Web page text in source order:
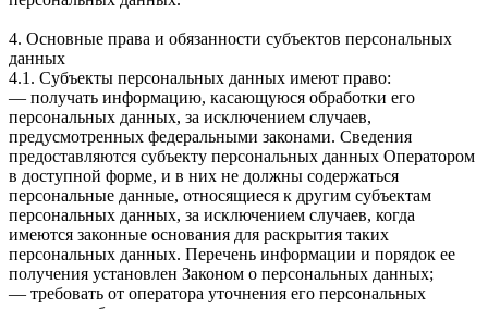
4. Основные права и обязанности субъектов персональных
данных
4.1. Субъекты персональных данных имеют право:
— получать информацию, касающуюся обработки его
персональных данных, за исключением случаев,
предусмотренных федеральными законами. Сведения
предоставляются субъекту персональных данных Оператором
в доступной форме, и в них не должны содержаться
персональные данные, относящиеся к другим субъектам
персональных данных, за исключением случаев, когда
имеются законные основания для раскрытия таких
персональных данных. Перечень информации и порядок ее
получения установлен Законом о персональных данных;
— требовать от оператора уточнения его персональных